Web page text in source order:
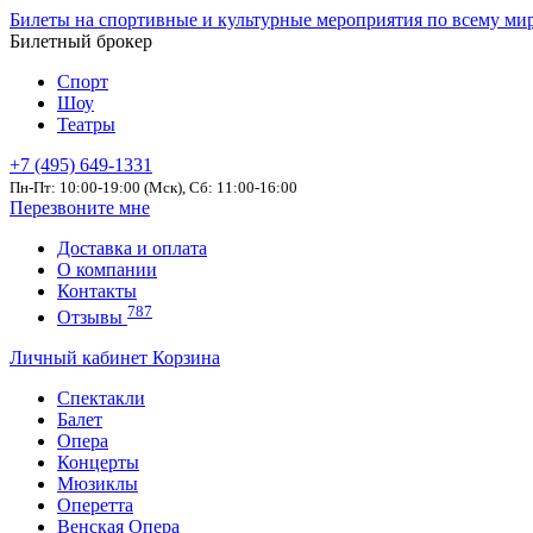
Билеты на спортивные и культурные мероприятия по всему
Билетный брокер
Спорт
Шоу
Театры
+7 (495) 649-1331
Пн-Пт: 10:00-19:00 (Мск), Сб: 11:00-16:00
Перезвоните мне
Доставка и оплата
О компании
Контакты
Отзывы 787
Личный кабинет Корзина
Спектакли
Балет
Опера
Концерты
Мюзиклы
Оперетта
Венская Опера